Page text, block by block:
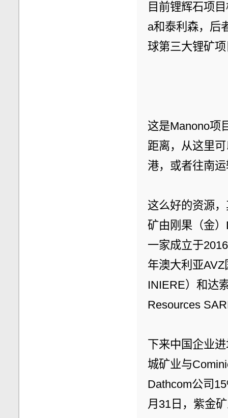
目前锂辉石项
a和泰利森，后
球第三大锂矿
这是Manono项
距离，从这里
港，或者往南
这么好的资源
矿由刚果（金
一家成立于
年澳大利亚
INIERE）和达
Resources
下来中国企业
城矿业与
Dathcom公司
月31日，紫金